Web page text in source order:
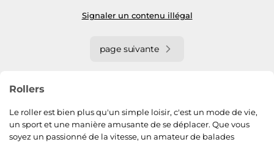
Signaler un contenu illégal
page suivante
Rollers
Le roller est bien plus qu'un simple loisir, c'est un mode de vie,
un sport et une manière amusante de se déplacer. Que vous
soyez un passionné de la vitesse, un amateur de balades